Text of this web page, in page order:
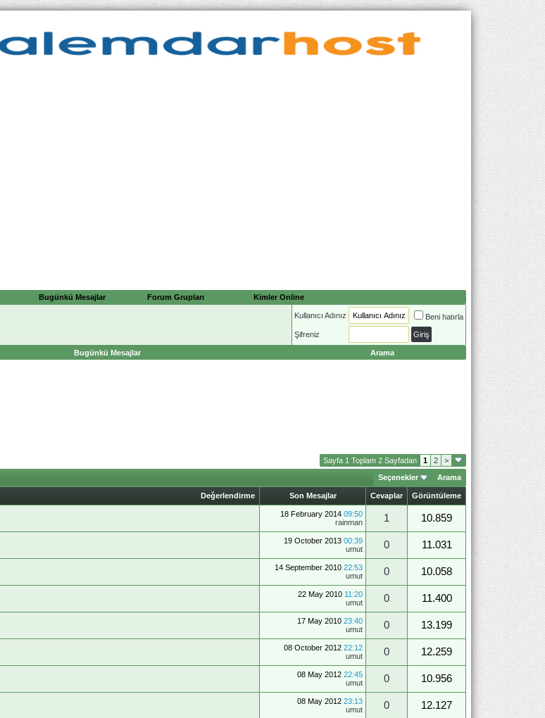
Bugünkü Mesajlar Forum Grupları Kimler Online
Kullanıcı Adınız Beni hatırla
Şifreniz
Bugünkü Mesajlar Arama
Sayfa 1 Toplam 2 Sayfadan 1 2 >
Seçenekler Arama
Değerlendirme Son Mesajlar Cevaplar Görüntüleme
18 February 2014 09:50
rainman
1
10.859
19 October 2013 00:39
umut
0
11.031
14 September 2010 22:53
umut
0
10.058
22 May 2010 11:20
umut
0
11.400
17 May 2010 23:40
umut
0
13.199
08 October 2012 22:12
umut
0
12.259
08 May 2012 22:45
umut
0
10.956
08 May 2012 23:13
umut
0
12.127